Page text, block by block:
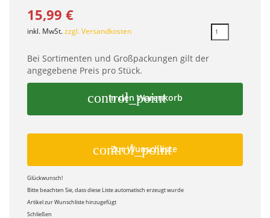
15,99 €
inkl. MwSt.zzgl. Versandkosten
Bei Sortimenten und Großpackungen gilt der
angegebene Preis pro Stück.
control_point
In den Warenkorb
control_point
Zur Wunschliste
Glückwunsch!
Bitte beachten Sie, dass diese Liste automatisch erzeugt wurde
Artikel zur Wunschliste hinzugefügt
Schließen